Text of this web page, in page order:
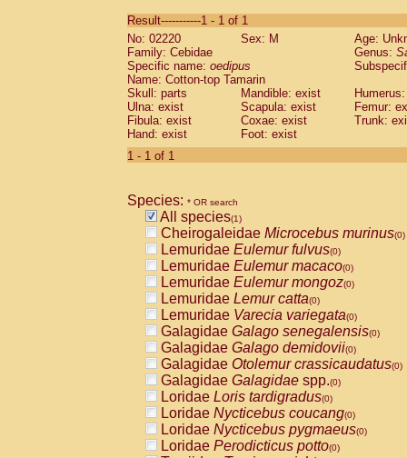
CebidaeSaguinus labiatus(0)
Cebidae Saguinus leucopus (0)
Cebidae
CebidaeSaguinus mystax
Cebidae Saguinus nigricollis (0)
Cebidae Saguinus oedipus
Cebidae Saguinus weddelli
Cebidae Saguinusspp.
Cebidae
CebidaeCebus capucinus
CebidaeCebus nigrivittatus
CebidaeCebus spp.(0)
CebidaeSaimiri boliviensis(0)
CebidaeSaimiri sciureus(0)
AtelidaeAlouatta caraya(0)
AtelidaeAlouatta fusca(0)
AtelidaeAlouatta seniculus(0)
AtelidaeAlouattaspp.(0)
AtelidaeAteles belzebuth(0)
AtelidaeAteles geoffroyi(0)
AtelidaeAteles paniscus(0)
AtelidaeAtelesspp.(0)
AtelidaeLagothrix lagothricha(0)
AtelidaeLagothrix lagothricha cana
PitheciidaeCacajao calvus
Result-----------1 - 1 of 1
No: 02220
Sex: M
Age:
Family: Cebidae
Genus:
Specific name: oedipus
Name: Cotton-top Tamarin
Skull: parts
Mandible: exist
Ulna: exist
Scapula: exist
Femur:
Fibula: exist
Coxae: exist
Trunk:
Hand: exist
Foot: exist
1 - 1 of 1
Species: * OR search
All species(1)
Cheirogaleidae Microcebus murinus(0)
Lemuridae Eulemur fulvus(0)
Lemuridae Eulemur macaco(0)
Lemuridae Eulemur mongoz(0)
Lemuridae Lemur catta(0)
Lemuridae Varecia variegata(0)
Galagidae Galago senegalensis(0)
Galagidae Galago demidovii(0)
Galagidae Otolemur crassicaudatus(0)
Galagidae Galagidae spp.(0)
Loridae Loris tardigradus(0)
Loridae Nycticebus coucang(0)
Loridae Nycticebus pygmaeus(0)
Loridae Perodicticus potto(0)